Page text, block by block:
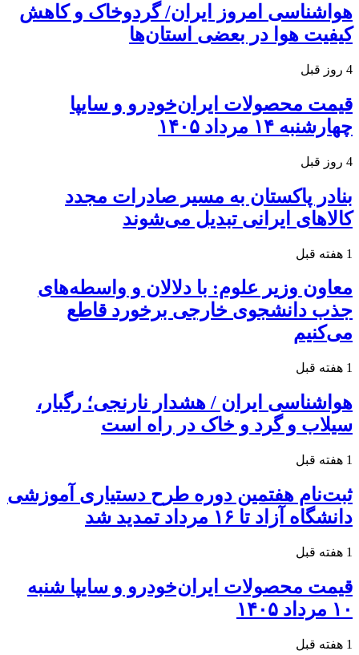
هواشناسی امروز ایران/ گردوخاک و کاهش
کیفیت هوا در بعضی استان‌ها
4 روز قبل
قیمت محصولات ایران‌خودرو و سایپا
چهارشنبه ۱۴ مرداد ۱۴۰۵
4 روز قبل
بنادر پاکستان به مسیر صادرات مجدد
کالاهای ایرانی تبدیل می‌شوند
1 هفته قبل
معاون وزیر علوم: با دلالان و واسطه‌های
جذب دانشجوی خارجی برخورد قاطع
می‌کنیم
1 هفته قبل
هواشناسی ایران / هشدار نارنجی؛ رگبار،
سیلاب و گرد و خاک در راه است
1 هفته قبل
ثبت‌نام هفتمین دوره طرح دستیاری آموزشی
دانشگاه آزاد تا ۱۶ مرداد تمدید شد
1 هفته قبل
قیمت محصولات ایران‌خودرو و سایپا شنبه
۱۰ مرداد ۱۴۰۵
1 هفته قبل